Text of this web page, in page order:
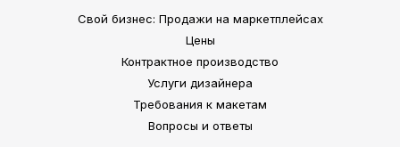
Свой бизнес: Продажи на маркетплейсах
Цены
Контрактное производство
Услуги дизайнера
Требования к макетам
Вопросы и ответы